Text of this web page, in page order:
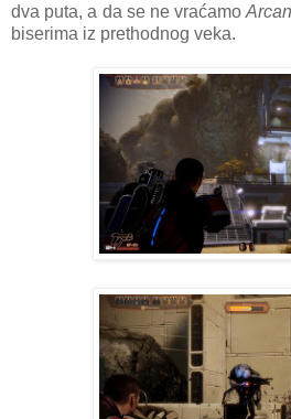
dva puta, a da se ne vraćamo
biserima iz prethodnog veka.